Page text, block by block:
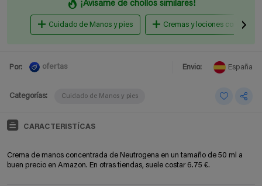
¡Avisame de chollos similares!
Cuidado de Manos y pies Cremas y lociones corporales
Por: ofertas Envio: España
Categorías: Cuidado de Manos y pies
CARACTERISTÍCAS
Crema de manos concentrada de Neutrogena en un tamaño de 50 ml a
buen precio en Amazon. En otras tiendas, suele costar 6.75 €.